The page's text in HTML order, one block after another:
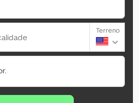
Terreno